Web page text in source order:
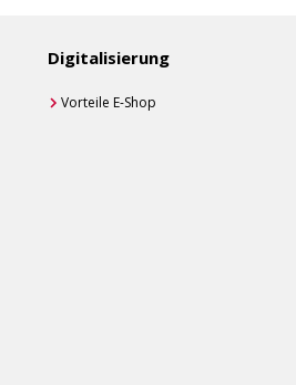
Digitalisierung
Vorteile E-Shop